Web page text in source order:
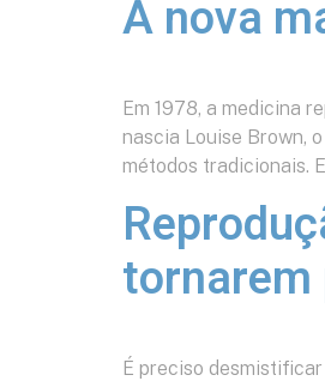
A nova
Em 1978, a medicina
nascia Louise Brown,
métodos tradicionais.
tornarem
É preciso